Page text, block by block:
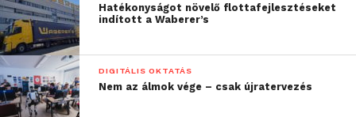
Hatékonyságot növelő flottafejlesztéseket
indított a Waberer’s
DIGITÁLIS OKTATÁS
Nem az álmok vége – csak újratervezés